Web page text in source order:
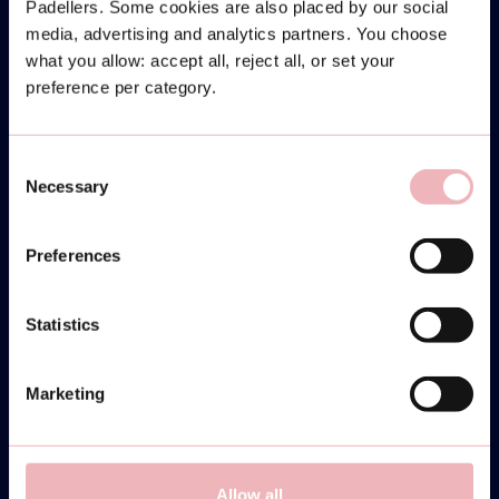
Padellers. Some cookies are also placed by our social
media, advertising and analytics partners. You choose
what you allow: accept all, reject all, or set your
preference per category.
Selection
Necessary
Preferences
Statistics
Marketing
Allow all